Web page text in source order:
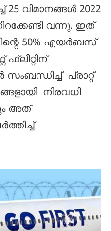
വിമാനങ്ങൾ 2022
വന്നു. ഇത്
50% എയർബസ്
ഫ്ലീറ്റിന്
പ്രാറ്റ്
നിരവധി
അത്